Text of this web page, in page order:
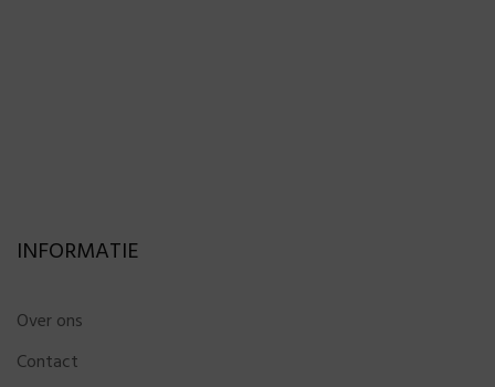
INFORMATIE
Over ons
Contact